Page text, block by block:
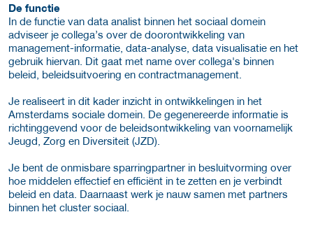
De functie
In de functie van data analist binnen het sociaal domein
adviseer je collega’s over de doorontwikkeling van
management-informatie, data-analyse, data visualisatie en het
gebruik hiervan. Dit gaat met name over collega's binnen
beleid, beleidsuitvoering en contractmanagement.
Je realiseert in dit kader inzicht in ontwikkelingen in het
Amsterdams sociale domein. De gegenereerde informatie is
richtinggevend voor de beleidsontwikkeling van voornamelijk
Jeugd, Zorg en Diversiteit (JZD).
Je bent de onmisbare sparringpartner in besluitvorming over
hoe middelen effectief en efficiënt in te zetten en je verbindt
beleid en data. Daarnaast werk je nauw samen met partners
binnen het cluster sociaal.